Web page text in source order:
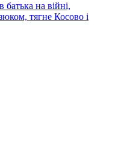
батька на війні,
тягне Косово і